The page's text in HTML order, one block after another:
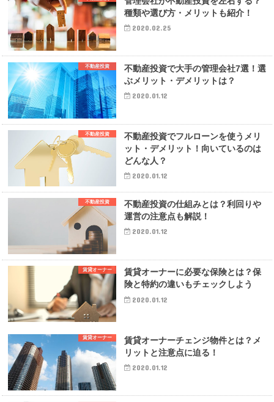
種類や選び方・メリットも紹介！
2020.02.25
不動産投資
不動産投資で大手の管理会社7選！選
ぶメリット・デメリットは？
2020.01.12
不動産投資
不動産投資でフルローンを使うメリ
ット・デメリット！向いているのは
どんな人？
2020.01.12
不動産投資
不動産投資の仕組みとは？利回りや
運営の注意点も解説！
2020.01.12
賃貸オーナー
賃貸オーナーに必要な保険とは？保
険と特約の違いもチェックしよう
2020.01.12
賃貸オーナー
賃貸オーナーチェンジ物件とは？メ
リットと注意点に迫る！
2020.01.12